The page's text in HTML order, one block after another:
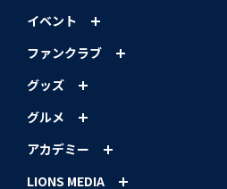
イベント
ファンクラブ
グッズ
グルメ
アカデミー
LIONS MEDIA